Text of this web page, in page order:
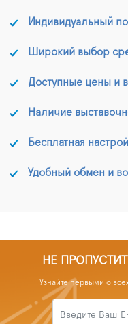
Индивидуальный
Широкий выбор
Доступные цены и
Наличие
Бесплатная
Удобный обмен и
НЕ
Узнайте первыми о